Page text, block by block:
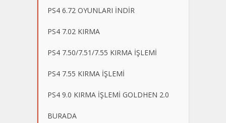
PS4 6.72 OYUNLARI İNDİR
PS4 7.02 KIRMA
PS4 7.50/7.51/7.55 KIRMA İŞLEMİ
PS4 7.55 KIRMA İŞLEMİ
PS4 9.0 KIRMA İŞLEMİ GOLDHEN 2.0
BURADA